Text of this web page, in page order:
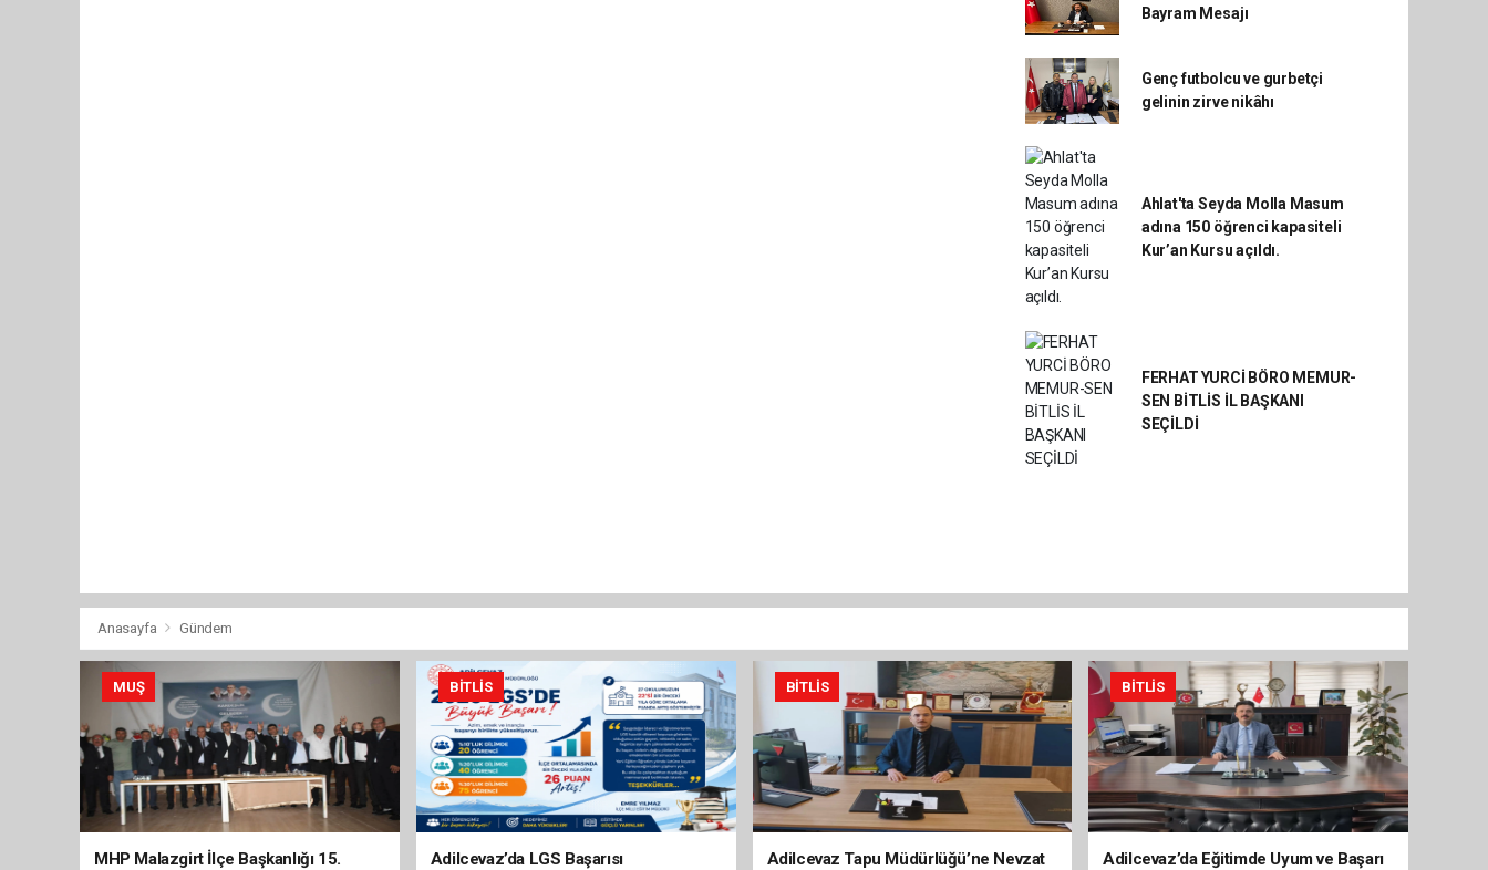
Bayram Mesajı
Genç futbolcu ve gurbetçi
gelinin zirve nikâhı
Ahlat'ta Seyda Molla Masum
adına 150 öğrenci kapasiteli
Kur’an Kursu açıldı.
FERHAT YURCİ BÖRO MEMUR-
SEN BİTLİS İL BAŞKANI
SEÇİLDİ
Anasayfa Gündem
MUŞ
MHP Malazgirt İlçe Başkanlığı 15.
BITLIS
Adilcevaz’da LGS Başarısı
BITLIS
Adilcevaz Tapu Müdürlüğü’ne Nevzat
BITLIS
Adilcevaz’da Eğitimde Uyum ve Başarı